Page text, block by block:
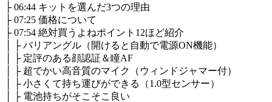
├ 06:44 キットを選んだ3つの理由
├ 07:25 価格について
├ 07:54 絶対買うよねポイント12ほど紹介
│ ├ バリアングル（開けると自動で電源ON機能）
│ ├ 定評のある顔認証＆瞳AF
│ ├ 超でかい高音質のマイク（ウィンドジャマー付）
│ ├ 小さくて持ち運びができる（1.0型センサー）
│ ├ 電池持ちがそこそこ良い